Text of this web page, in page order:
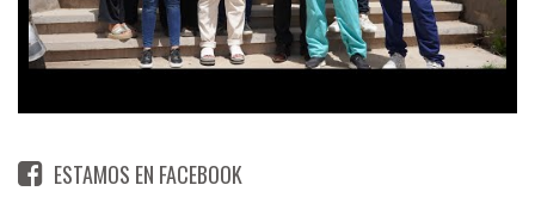
ESTAMOS EN FACEBOOK